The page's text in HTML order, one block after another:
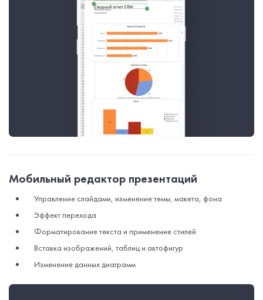
Мобильный редактор презентаций
Управление слайдами, изменение темы, макета, фона
Эффект перехода
Форматирование текста и применение стилей
Вставка изображений, таблиц и автофигур
Изменение данных диаграмм